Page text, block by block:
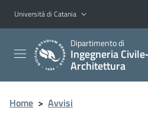
Vai al contenuto principale
Vai al menu di navigazione
Università di Catania
Dipartimento di
Ingegneria
Architettura
Home > Avvisi